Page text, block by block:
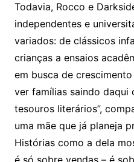
Todavia, Rocco e
independentes e
variados: de clássicos
crianças a ensaios
em busca de
ver famílias saindo daqui
tesouros literários”,
uma mãe que já planeja
Histórias como a dela